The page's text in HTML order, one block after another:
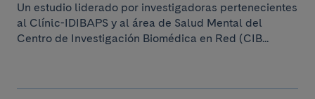
Un estudio liderado por investigadoras pertenecientes
al Clínic-IDIBAPS y al área de Salud Mental del
Centro de Investigación Biomédica en Red (CIB...